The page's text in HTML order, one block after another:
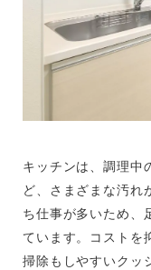
キッチンは、調理中
ど、さまざまな汚れ
ち仕事が多いため、
ています。コストを
掃除もしやすいクッ